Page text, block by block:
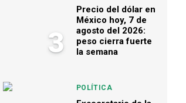
3
Precio del dólar en
México hoy, 7 de
agosto del 2026:
peso cierra fuerte
la semana
POLÍTICA